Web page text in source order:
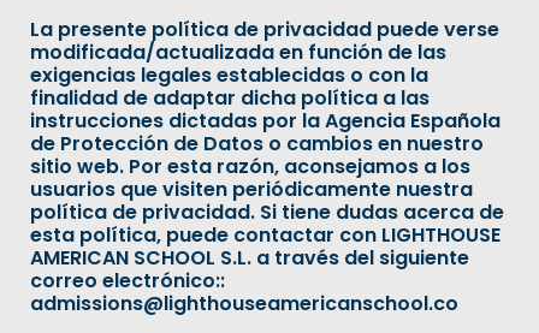
La presente política de privacidad puede verse
modificada/actualizada en función de las
exigencias legales establecidas o con la
finalidad de adaptar dicha política a las
instrucciones dictadas por la Agencia Española
de Protección de Datos o cambios en nuestro
sitio web. Por esta razón, aconsejamos a los
usuarios que visiten periódicamente nuestra
política de privacidad. Si tiene dudas acerca de
esta política, puede contactar con LIGHTHOUSE
AMERICAN SCHOOL S.L. a través del siguiente
correo electrónico::
admissions@lighthouseamericanschool.co